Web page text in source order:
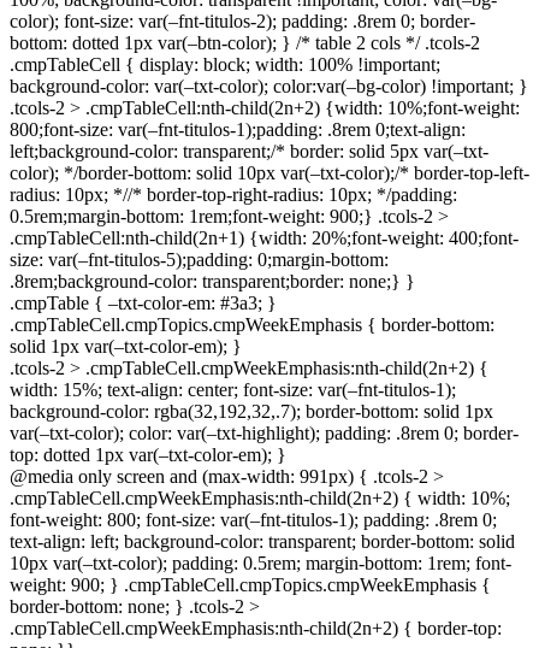
color); font-size: var(–fnt-titulos-2); padding: .8rem 0; border-
bottom: dotted 1px var(–btn-color); } /* table 2 cols */ .tcols-2
.cmpTableCell { display: block; width: 100% !important;
background-color: var(–txt-color); color:var(–bg-color) !important; }
.tcols-2 > .cmpTableCell:nth-child(2n+2) {width: 10%;font-weight:
800;font-size: var(–fnt-titulos-1);padding: .8rem 0;text-align:
left;background-color: transparent;/* border: solid 5px var(–txt-
color); */border-bottom: solid 10px var(–txt-color);/* border-top-left-
radius: 10px; *//* border-top-right-radius: 10px; */padding:
0.5rem;margin-bottom: 1rem;font-weight: 900;} .tcols-2 >
.cmpTableCell:nth-child(2n+1) {width: 20%;font-weight: 400;font-
size: var(–fnt-titulos-5);padding: 0;margin-bottom:
.8rem;background-color: transparent;border: none;} }
.cmpTable { –txt-color-em: #3a3; }
.cmpTableCell.cmpTopics.cmpWeekEmphasis { border-bottom:
solid 1px var(–txt-color-em); }
.tcols-2 > .cmpTableCell.cmpWeekEmphasis:nth-child(2n+2) {
width: 15%; text-align: center; font-size: var(–fnt-titulos-1);
background-color: rgba(32,192,32,.7); border-bottom: solid 1px
var(–txt-color); color: var(–txt-highlight); padding: .8rem 0; border-
top: dotted 1px var(–txt-color-em); }
@media only screen and (max-width: 991px) { .tcols-2 >
.cmpTableCell.cmpWeekEmphasis:nth-child(2n+2) { width: 10%;
font-weight: 800; font-size: var(–fnt-titulos-1); padding: .8rem 0;
text-align: left; background-color: transparent; border-bottom: solid
10px var(–txt-color); padding: 0.5rem; margin-bottom: 1rem; font-
weight: 900; } .cmpTableCell.cmpTopics.cmpWeekEmphasis {
border-bottom: none; } .tcols-2 >
.cmpTableCell.cmpWeekEmphasis:nth-child(2n+2) { border-top: